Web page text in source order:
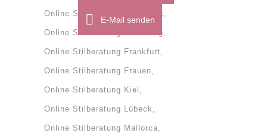
Online Stilberatung Dänemark
Online Stilberatung Flensburg
Online Stilberatung Frankfurt
Online Stilberatung Frauen
Online Stilberatung Kiel
Online Stilberatung Lübeck
Online Stilberatung Mallorca
E-Mail senden